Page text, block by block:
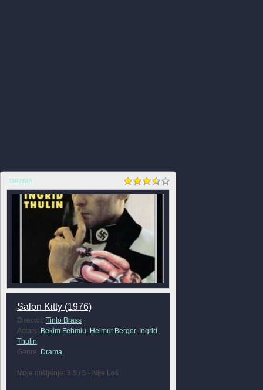
DRAMA
Salon Kitty (1976)
Director: Tinto Brass
Actors: Bekim Fehmiu, Helmut Berger, Ingrid
Thulin
Genre: Drama
Moje mišljenje: 3.5 / 5 - Nije Loš